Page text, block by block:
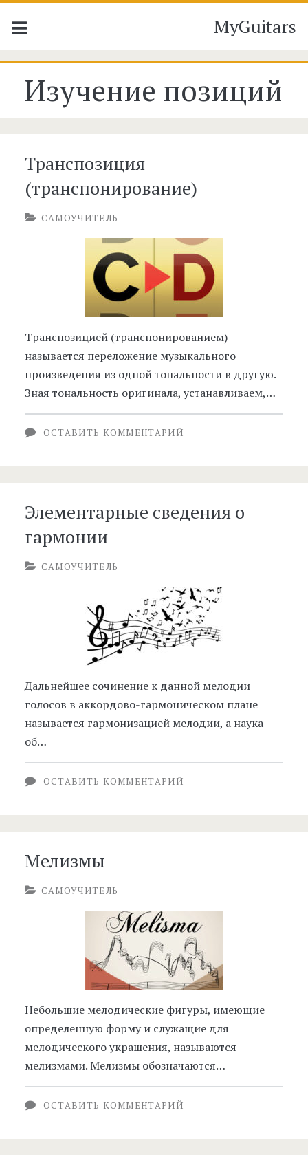
MyGuitars
Рубрика:
<span>Изучение
Изучение позиций
Транспозиция
(транспонирование)
САМОУЧИТЕЛЬ
Транспозицией (транспонированием)
называется переложение музыкального
произведения из одной тональности в другую.
Зная тональность оригинала, устанавливаем,…
ОСТАВИТЬ КОММЕНТАРИЙ
Элементарные сведения о
гармонии
САМОУЧИТЕЛЬ
Дальнейшее сочинение к данной мелодии
голосов в аккордово-гармоническом плане
называется гармонизацией мелодии, а наука
об…
ОСТАВИТЬ КОММЕНТАРИЙ
Мелизмы
САМОУЧИТЕЛЬ
Небольшие мелодические фигуры, имеющие
определенную форму и служащие для
мелодического украшения, называются
мелизмами. Мелизмы обозначаются…
ОСТАВИТЬ КОММЕНТАРИЙ